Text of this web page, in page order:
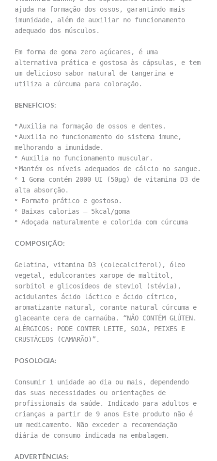
ajuda na formação dos ossos, garantindo mais
imunidade, além de auxiliar no funcionamento
adequado dos músculos.
Em forma de goma zero açúcares, é uma
alternativa prática e gostosa às cápsulas, e tem
um delicioso sabor natural de tangerina e
utiliza a cúrcuma para coloração.
BENEFÍCIOS:
°Auxilia na formação de ossos e dentes.
°Auxilia no funcionamento do sistema imune,
melhorando a imunidade.
° Auxilia no funcionamento muscular.
°Mantém os níveis adequados de cálcio no sangue.
° 1 Goma contém 2000 UI (50μg) de vitamina D3 de
alta absorção.
° Formato prático e gostoso.
° Baixas calorias – 5kcal/goma
° Adoçada naturalmente e colorida com cúrcuma
COMPOSIÇÃO:
Gelatina, vitamina D3 (colecalciferol), óleo
vegetal, edulcorantes xarope de maltitol,
sorbitol e glicosídeos de steviol (stévia),
acidulantes ácido láctico e ácido cítrico,
aromatizante natural, corante natural cúrcuma e
glaceante cera de carnaúba. “NÃO CONTÉM GLÚTEN.
ALÉRGICOS: PODE CONTER LEITE, SOJA, PEIXES E
CRUSTÁCEOS (CAMARÃO)”.
POSOLOGIA:
Consumir 1 unidade ao dia ou mais, dependendo
das suas necessidades ou orientações de
profissionais da saúde. Indicado para adultos e
crianças a partir de 9 anos Este produto não é
um medicamento. Não exceder a recomendação
diária de consumo indicada na embalagem.
ADVERTÊNCIAS: